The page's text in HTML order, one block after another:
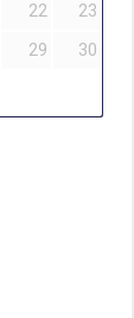
22
23
29
30